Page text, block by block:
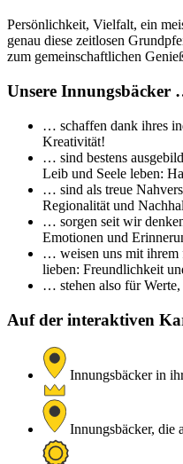
Persönlichkeit, Vielfalt, ein
genau diese zeitlosen
zum gemeinschaftlichen
Unsere Innungsbäcker
… schaffen dank ihres
Kreativität!
… sind bestens
Leib und Seele leben:
… sind als treue
Regionalität und
… sorgen seit wir
Emotionen und
… weisen uns mit ihrem
lieben: Freundlichkeit
… stehen also für
Auf der interaktiven
Innungsbäcker in
Innungsbäcker, die